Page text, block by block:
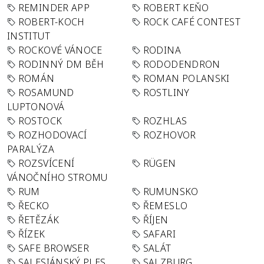
REMINDER APP
ROBERT KEŇO
ROBERT-KOCH
INSTITUT
ROCK CAFÉ CONTEST
ROCKOVÉ VÁNOCE
RODINA
RODINNÝ DM BĚH
RODODENDRON
ROMÁN
ROMAN POLANSKI
ROSAMUND
LUPTONOVÁ
ROSTLINY
ROSTOCK
ROZHLAS
ROZHODOVACÍ
PARALÝZA
ROZHOVOR
ROZSVÍCENÍ
VÁNOČNÍHO STROMU
RÜGEN
RUM
RUMUNSKO
ŘECKO
ŘEMESLO
ŘETĚZÁK
ŘÍJEN
ŘÍZEK
SAFARI
SAFE BROWSER
SALÁT